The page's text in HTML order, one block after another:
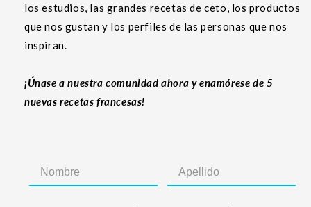
los estudios, las grandes recetas de ceto, los productos
que nos gustan y los perfiles de las personas que nos
inspiran.
¡Únase a nuestra comunidad ahora y enamórese de 5
nuevas recetas francesas!